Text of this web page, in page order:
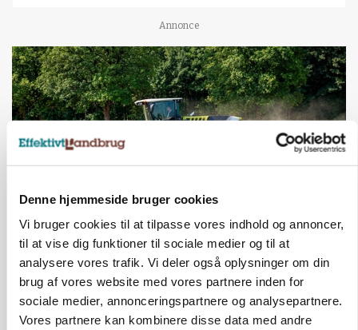
Denne hjemmeside bruger cookies
Vi bruger cookies til at tilpasse vores indhold og annoncer,
til at vise dig funktioner til sociale medier og til at
analysere vores trafik. Vi deler også oplysninger om din
brug af vores website med vores partnere inden for
sociale medier, annonceringspartnere og analysepartnere.
Vores partnere kan kombinere disse data med andre
Annonce
MASKINER
Forserie til selvkørende skårlægger afprøves i år
ARRANGEMENT